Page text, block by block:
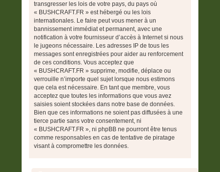
transgresser les lois de votre pays, du pays où
« BUSHCRAFT.FR » est hébergé ou les lois
internationales. Le faire peut vous mener à un
bannissement immédiat et permanent, avec une
notification à votre fournisseur d’accès à Internet si nous
le jugeons nécessaire. Les adresses IP de tous les
messages sont enregistrées pour aider au renforcement
de ces conditions. Vous acceptez que
« BUSHCRAFT.FR » supprime, modifie, déplace ou
verrouille n’importe quel sujet lorsque nous estimons
que cela est nécessaire. En tant que membre, vous
acceptez que toutes les informations que vous avez
saisies soient stockées dans notre base de données.
Bien que ces informations ne soient pas diffusées à une
tierce partie sans votre consentement, ni
« BUSHCRAFT.FR », ni phpBB ne pourront être tenus
comme responsables en cas de tentative de piratage
visant à compromettre les données.